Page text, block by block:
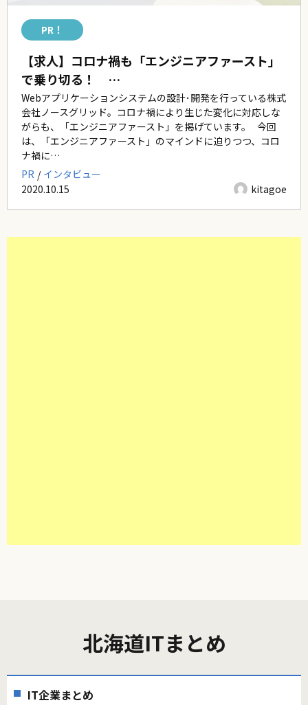
PR！
【求人】コロナ禍も「エンジニアファースト」
で乗り切る！ …
Webアプリケーションシステムの設計･開発を行っている株式
会社ノースグリッド。コロナ禍により生じた変化に対応しな
がらも、「エンジニアファースト」を掲げています。 今回
は、「エンジニアファースト」のマインドに迫りつつ、コロ
ナ禍に…
PR
インタビュー
2020.10.15
kitagoe
北海道ITまとめ
IT企業まとめ